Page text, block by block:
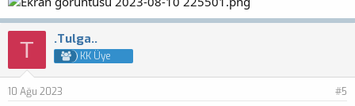
T .Tulga..
KK Üye
10 Ağu 2023 #5